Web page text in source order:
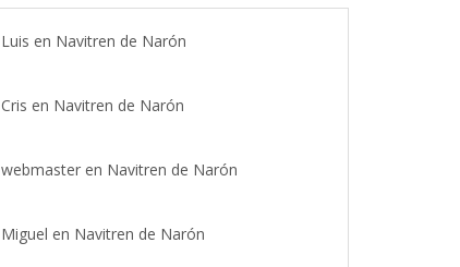
Luis en Navitren de Narón
Cris en Navitren de Narón
webmaster en Navitren de Narón
Miguel en Navitren de Narón